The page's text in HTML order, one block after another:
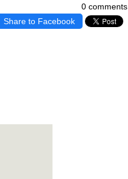
0 comments
Share to Facebook